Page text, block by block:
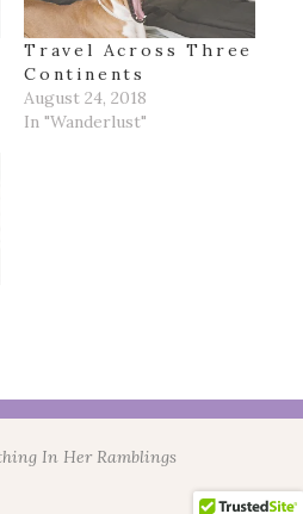
Travel Across Three
Continents
August 24, 2018
In "Wanderlust"
In Her Ramblings